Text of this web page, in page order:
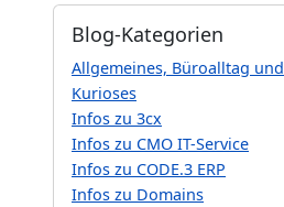
Blog-Kategorien
Allgemeines, Büroalltag und
Kurioses
Infos zu 3cx
Infos zu CMO IT-Service
Infos zu CODE.3 ERP
Infos zu Domains